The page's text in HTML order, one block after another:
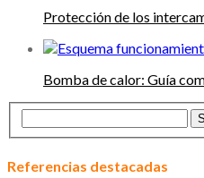
Protección de los
Bomba de calor: Guía
Referencias destacadas